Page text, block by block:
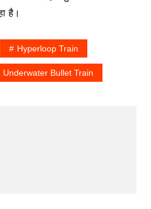
है।
Hyperloop Train
Underwater Bullet Train